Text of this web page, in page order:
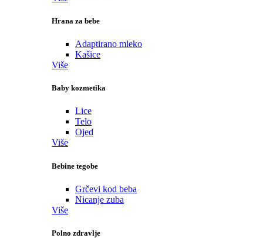
Hrana za bebe
Adaptirano mleko
Kašice
Više
Baby kozmetika
Lice
Telo
Ojed
Više
Bebine tegobe
Grčevi kod beba
Nicanje zuba
Više
Polno zdravlje